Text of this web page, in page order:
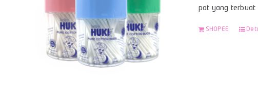
pot yang terbuat
SHOPEE